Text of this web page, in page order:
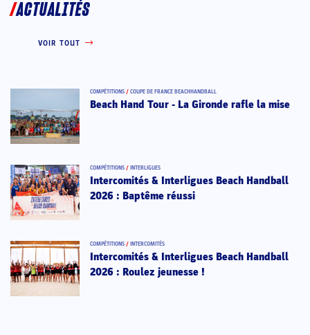
ACTUALITÉS
VOIR TOUT
COMPÉTITIONS / COUPE DE FRANCE BEACHHANDBALL
Beach Hand Tour - La Gironde rafle la mise
COMPÉTITIONS / INTERLIGUES
Intercomités & Interligues Beach Handball
2026 : Baptême réussi
COMPÉTITIONS / INTERCOMITÉS
Intercomités & Interligues Beach Handball
2026 : Roulez jeunesse !